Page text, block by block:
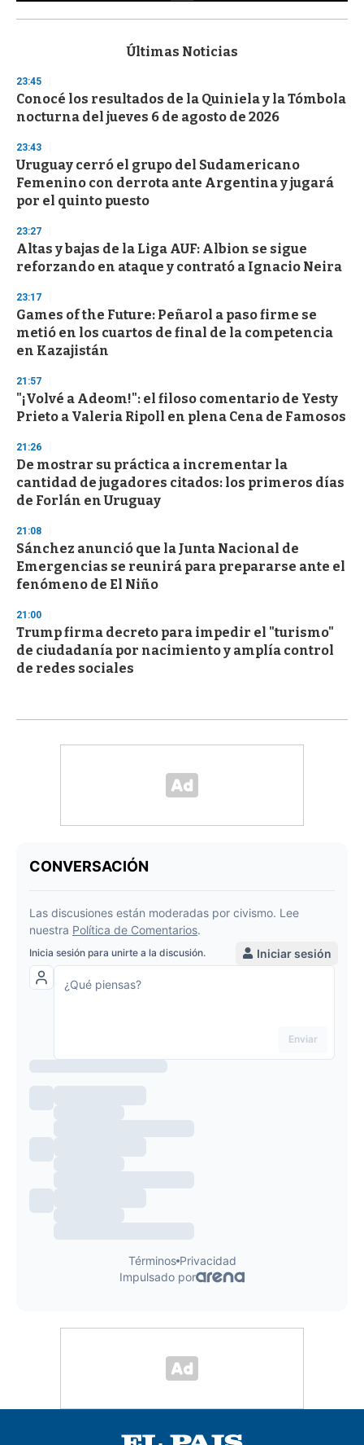
s
d
s
o
f
3
s
e
c
o
d
s
Últimas Noticias
23:45
Conocé los resultados de la Quiniela y la Tómbola
nocturna del jueves 6 de agosto de 2026
23:43
Uruguay cerró el grupo del Sudamericano
Femenino con derrota ante Argentina y jugará
por el quinto puesto
23:27
Altas y bajas de la Liga AUF: Albion se sigue
reforzando en ataque y contrató a Ignacio Neira
23:17
Games of the Future: Peñarol a paso firme se
metió en los cuartos de final de la competencia
en Kazajistán
21:57
"¡Volvé a Adeom!": el filoso comentario de Yesty
Prieto a Valeria Ripoll en plena Cena de Famosos
21:26
De mostrar su práctica a incrementar la
cantidad de jugadores citados: los primeros días
de Forlán en Uruguay
21:08
Sánchez anunció que la Junta Nacional de
Emergencias se reunirá para prepararse ante el
fenómeno de El Niño
21:00
Trump firma decreto para impedir el "turismo"
de ciudadanía por nacimiento y amplía control
de redes sociales